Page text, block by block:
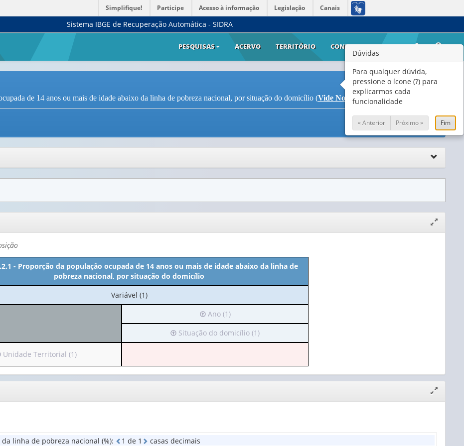
Simplifique! Participe Acesso à informação Legislação Canais
Sistema IBGE de Recuperação Automática - SIDRA
PESQUISAS ACERVO TERRITÓRIO CONTATO AJUDA
de 14 anos ou mais de idade abaixo da linha de pobreza nacional, por situação do domicílio (Vide Notas)
janela
- Proporção da população ocupada de 14 anos ou mais de idade abaixo da linha de
pobreza nacional, por situação do domicílio
No
cabeçalho:
Variável (1)
Irá
para
o
cabeçalho
1
valor):
Ano
Ano (1)
Irá
para
(possui
apenas
valor):
do
domicílio
Situação do domicílio (1)
Unidade Territorial (1)
janela
linha de pobreza nacional (%): 1 de 1 casas decimais
Dúvidas
Para qualquer dúvida,
pressione o ícone (?) para
explicarmos cada
funcionalidade
« Anterior Próximo » Fim